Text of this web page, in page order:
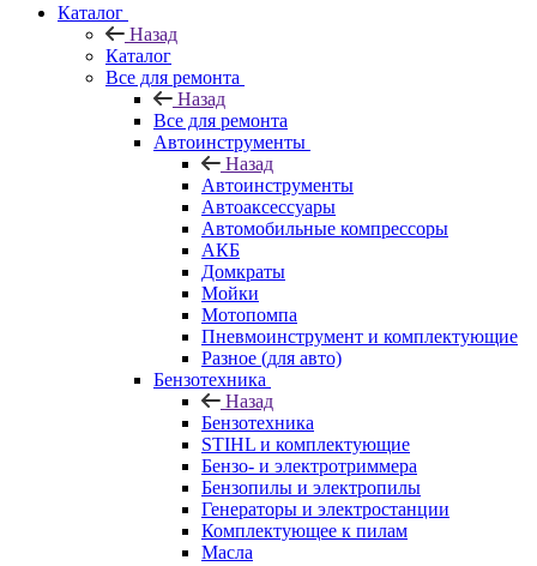
Каталог
Назад
Каталог
Все для ремонта
Назад
Все для ремонта
Автоинструменты
Назад
Автоинструменты
Автоаксессуары
Автомобильные компрессоры
АКБ
Домкраты
Мойки
Мотопомпа
Пневмоинструмент и комплектующие
Разное (для авто)
Бензотехника
Назад
Бензотехника
STIHL и комплектующие
Бензо- и электротриммера
Бензопилы и электропилы
Генераторы и электростанции
Комплектующее к пилам
Масла